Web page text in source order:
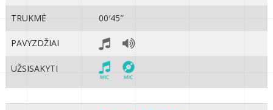
TRUKMĖ 00′45″
PAVYZDŽIAI
UŽSISAKYTI